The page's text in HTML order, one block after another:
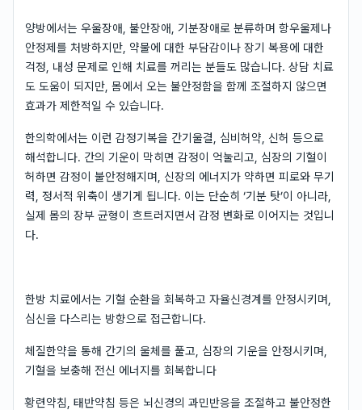
양방에서는 우울장애, 불안장애, 기분장애로 분류하며 항우울제나
안정제를 처방하지만, 약물에 대한 부담감이나 장기 복용에 대한
걱정, 내성 문제로 인해 치료를 꺼리는 분들도 많습니다. 상담 치료
도 도움이 되지만, 몸에서 오는 불안정함을 함께 조절하지 않으면
효과가 제한적일 수 있습니다.
한의학에서는 이런 감정기복을 간기울결, 심비허약, 신허 등으로
해석합니다. 간의 기운이 막히면 감정이 억눌리고, 심장의 기혈이
허하면 감정이 불안정해지며, 신장의 에너지가 약하면 피로와 무기
력, 정서적 위축이 생기게 됩니다. 이는 단순히 ‘기분 탓’이 아니라,
실제 몸의 장부 균형이 흐트러지면서 감정 변화로 이어지는 것입니
다.
한방 치료에서는 기혈 순환을 회복하고 자율신경계를 안정시키며,
심신을 다스리는 방향으로 접근합니다.
체질한약을 통해 간기의 울체를 풀고, 심장의 기운을 안정시키며,
기혈을 보충해 전신 에너지를 회복합니다
황련약침, 태반약침 등은 뇌신경의 과민반응을 조절하고 불안정한